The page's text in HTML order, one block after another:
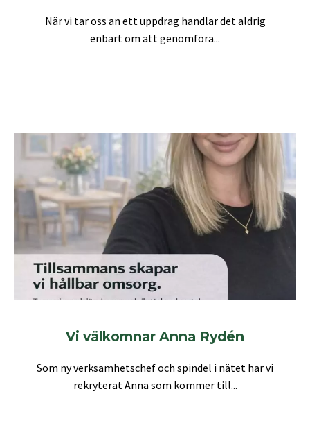
När vi tar oss an ett uppdrag handlar det aldrig
enbart om att genomföra...
Vi välkomnar Anna Rydén
Som ny verksamhetschef och spindel i nätet har vi
rekryterat Anna som kommer till...